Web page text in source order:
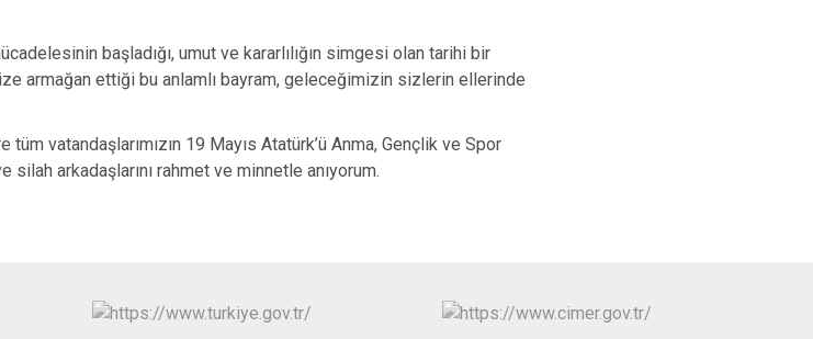
Aydıncık
Bozyazı
Erdemli
Tarsus
Akdeniz
Toroslar
başladığı, umut ve kararlılığın simgesi olan tarihi bir
armağan ettiği bu anlamlı bayram, geleceğimizin sizlerin ellerinde
vatandaşlarımızın 19 Mayıs Atatürk’ü Anma, Gençlik ve Spor
silah arkadaşlarını rahmet ve minnetle anıyorum.